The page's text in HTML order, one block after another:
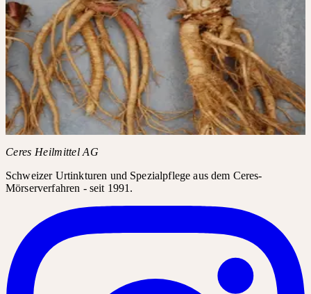
CERES AUF
INSTAGRAM#ANGELICA /
#ANGELICAARCHANGELICA
Instagram-Posts benötigen Ihre Zustimmung für Drittanbieter-
Inhalte.
Instagram laden
Ceres Heilmittel AG
Schweizer Urtinkturen und Spezialpflege aus dem Ceres-
Mörserverfahren - seit 1991.